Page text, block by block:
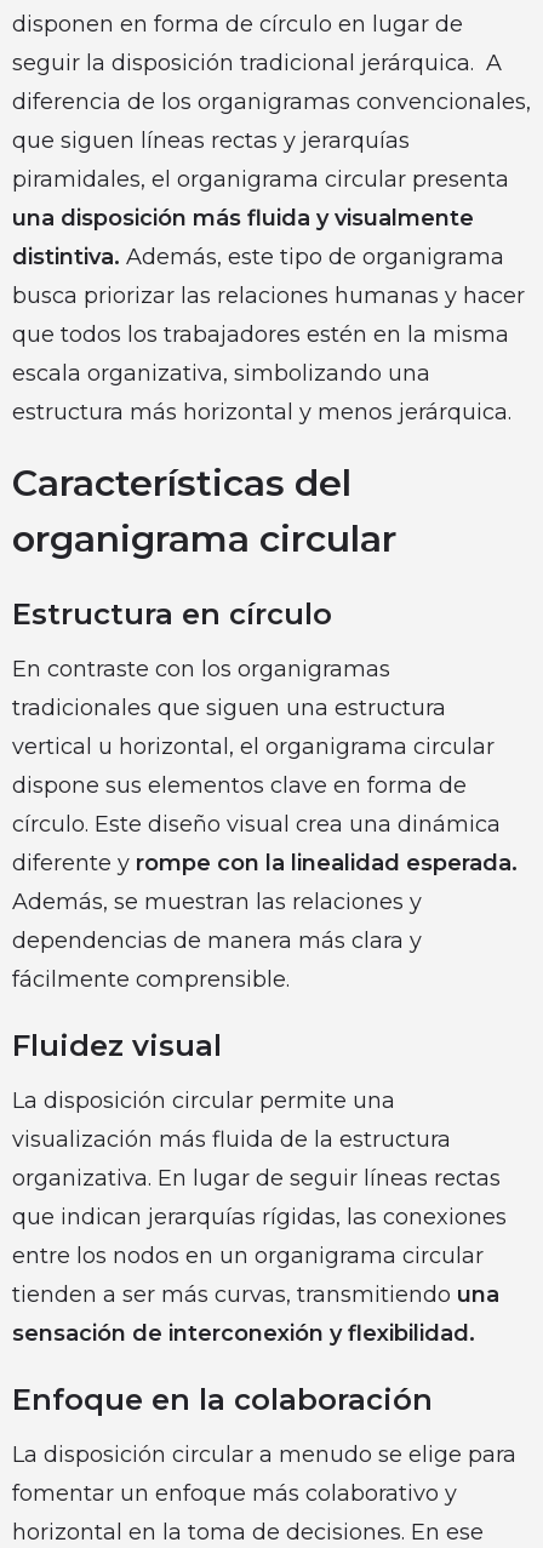
disponen en forma de círculo en lugar de
seguir la disposición tradicional jerárquica. A
diferencia de los organigramas convencionales,
que siguen líneas rectas y jerarquías
piramidales, el organigrama circular presenta
una disposición más fluida y visualmente
distintiva. Además, este tipo de organigrama
busca priorizar las relaciones humanas y hacer
que todos los trabajadores estén en la misma
escala organizativa, simbolizando una
estructura más horizontal y menos jerárquica.
Características del
organigrama circular
Estructura en círculo
En contraste con los organigramas
tradicionales que siguen una estructura
vertical u horizontal, el organigrama circular
dispone sus elementos clave en forma de
círculo. Este diseño visual crea una dinámica
diferente y rompe con la linealidad esperada.
Además, se muestran las relaciones y
dependencias de manera más clara y
fácilmente comprensible.
Fluidez visual
La disposición circular permite una
visualización más fluida de la estructura
organizativa. En lugar de seguir líneas rectas
que indican jerarquías rígidas, las conexiones
entre los nodos en un organigrama circular
tienden a ser más curvas, transmitiendo una
sensación de interconexión y flexibilidad.
Enfoque en la colaboración
La disposición circular a menudo se elige para
fomentar un enfoque más colaborativo y
horizontal en la toma de decisiones. En ese